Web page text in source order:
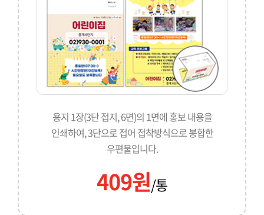
용지 1장(3단 접지, 6면)의 1면에 홍보 내용을
인쇄하여, 3단으로 접어 접착방식으로 봉합한
우편물입니다.
409원/통